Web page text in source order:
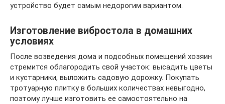
устройство будет самым недорогим вариантом.
Изготовление вибростола в домашних
условиях
После возведения дома и подсобных помещений хозяин
стремится облагородить свой участок: высадить цветы
и кустарники, выложить садовую дорожку. Покупать
тротуарную плитку в больших количествах невыгодно,
поэтому лучше изготовить ее самостоятельно на